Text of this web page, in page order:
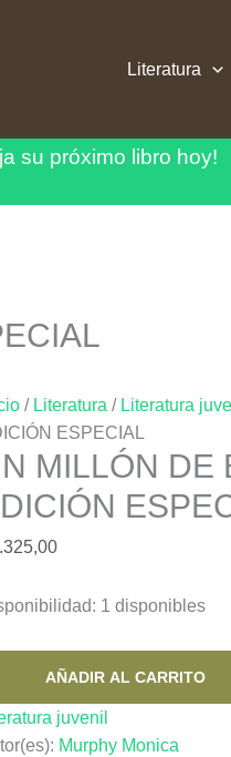
Literatura
su próximo libro hoy!
/ Literatura / Literatura
ESPECIAL
MILLÓN DE
325,00
1 disponibles
AÑADIR AL CARRITO
juvenil
Murphy Monica